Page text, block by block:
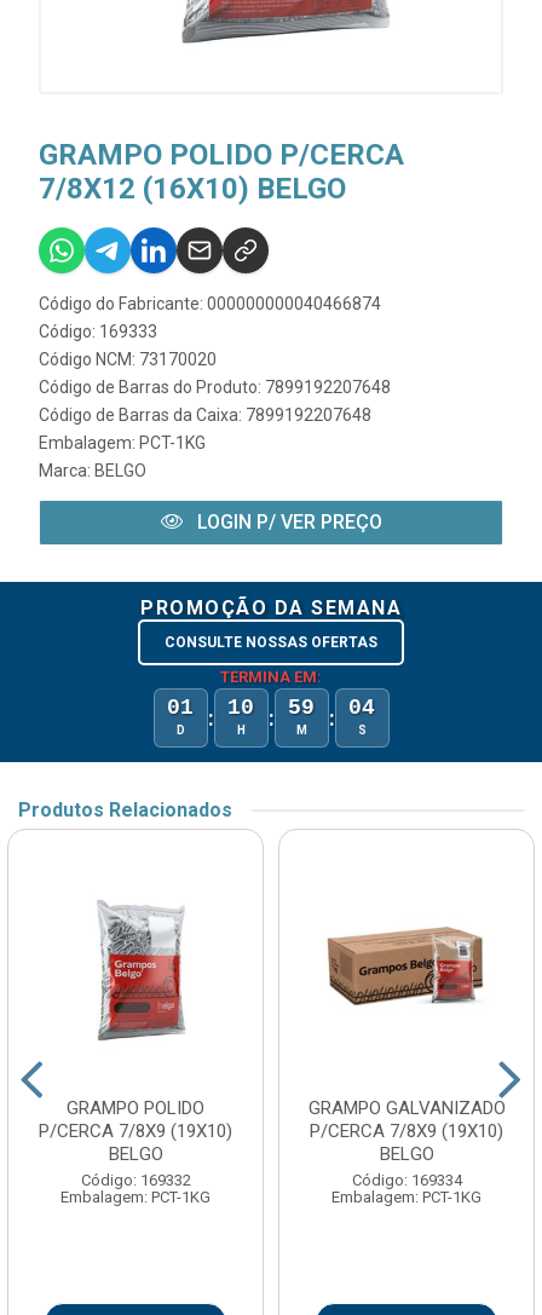
GRAMPO POLIDO P/CERCA
7/8X12 (16X10) BELGO
Código do Fabricante: 000000000040466874
Código: 169333
Código NCM: 73170020
Código de Barras do Produto: 7899192207648
Código de Barras da Caixa: 7899192207648
Embalagem: PCT-1KG
Marca: BELGO
LOGIN P/ VER PREÇO
PROMOÇÃO DA SEMANA
CONSULTE NOSSAS OFERTAS
TERMINA EM:
01
D : 10
H : 59
M : 04
S
Produtos Relacionados
GRAMPO POLIDO
P/CERCA 7/8X9 (19X10)
BELGO
Código: 169332
Embalagem: PCT-1KG
GRAMPO GALVANIZADO
P/CERCA 7/8X9 (19X10)
BELGO
Código: 169334
Embalagem: PCT-1KG